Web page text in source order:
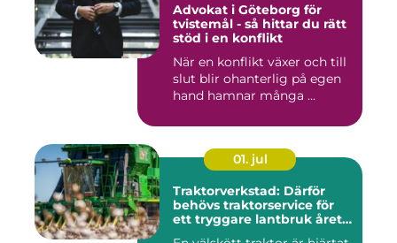
Advokat i Göteborg för
tvistemål - så hittar du rätt
stöd i en konflikt
När en konflikt växer och till
slut blir ohanterlig på egen
hand hamnar många ...
01. jul
Traktorverkstad: Därför
behövs traktorservice för
ett tryggare lantbruk året